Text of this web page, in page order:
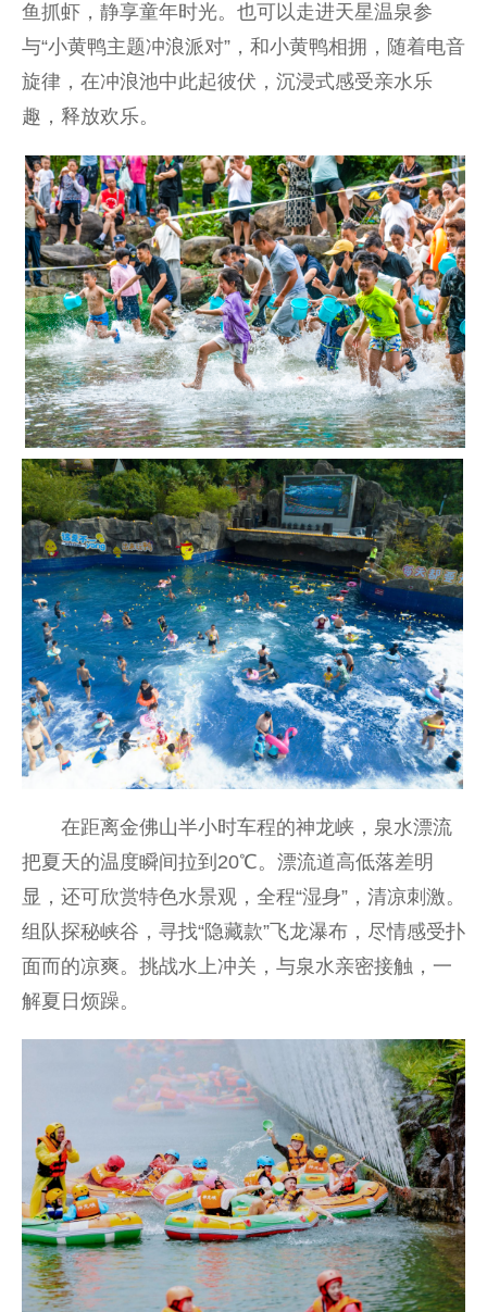
鱼抓虾，静享童年时光。也可以走进天星温泉参
与“小黄鸭主题冲浪派对”，和小黄鸭相拥，随着电音
旋律，在冲浪池中此起彼伏，沉浸式感受亲水乐
趣，释放欢乐。
在距离金佛山半小时车程的神龙峡，泉水漂流
把夏天的温度瞬间拉到20℃。漂流道高低落差明
显，还可欣赏特色水景观，全程“湿身”，清凉刺激。
组队探秘峡谷，寻找“隐藏款”飞龙瀑布，尽情感受扑
面而的凉爽。挑战水上冲关，与泉水亲密接触，一
解夏日烦躁。